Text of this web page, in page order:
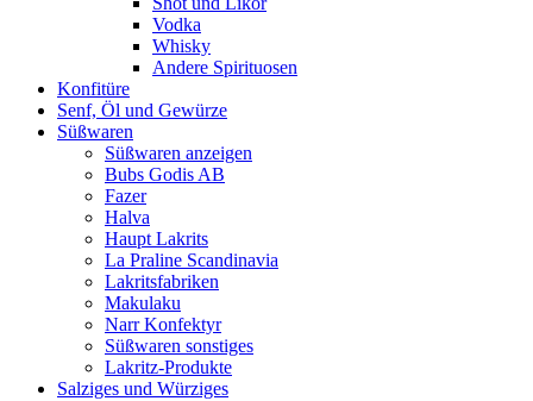
Vodka
Whisky
Andere Spirituosen
Konfitüre
Senf, Öl und Gewürze
Süßwaren
Süßwaren anzeigen
Bubs Godis AB
Fazer
Halva
Haupt Lakrits
La Praline Scandinavia
Lakritsfabriken
Makulaku
Narr Konfektyr
Süßwaren sonstiges
Lakritz-Produkte
Salziges und Würziges